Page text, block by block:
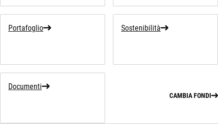
Portafoglio Sostenibilità
Documenti
CAMBIA FONDI